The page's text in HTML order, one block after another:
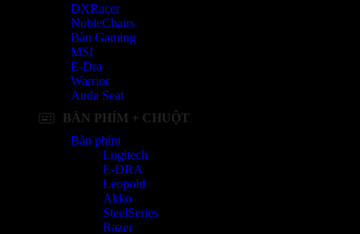
DXRacer
NobleChairs
Bàn Gaming
MSI
E-Dra
Warrior
Anda Seat
BÀN PHÍM + CHUỘT
Bàn phím
Logitech
E-DRA
Leopold
Akko
SteelSeries
Razer